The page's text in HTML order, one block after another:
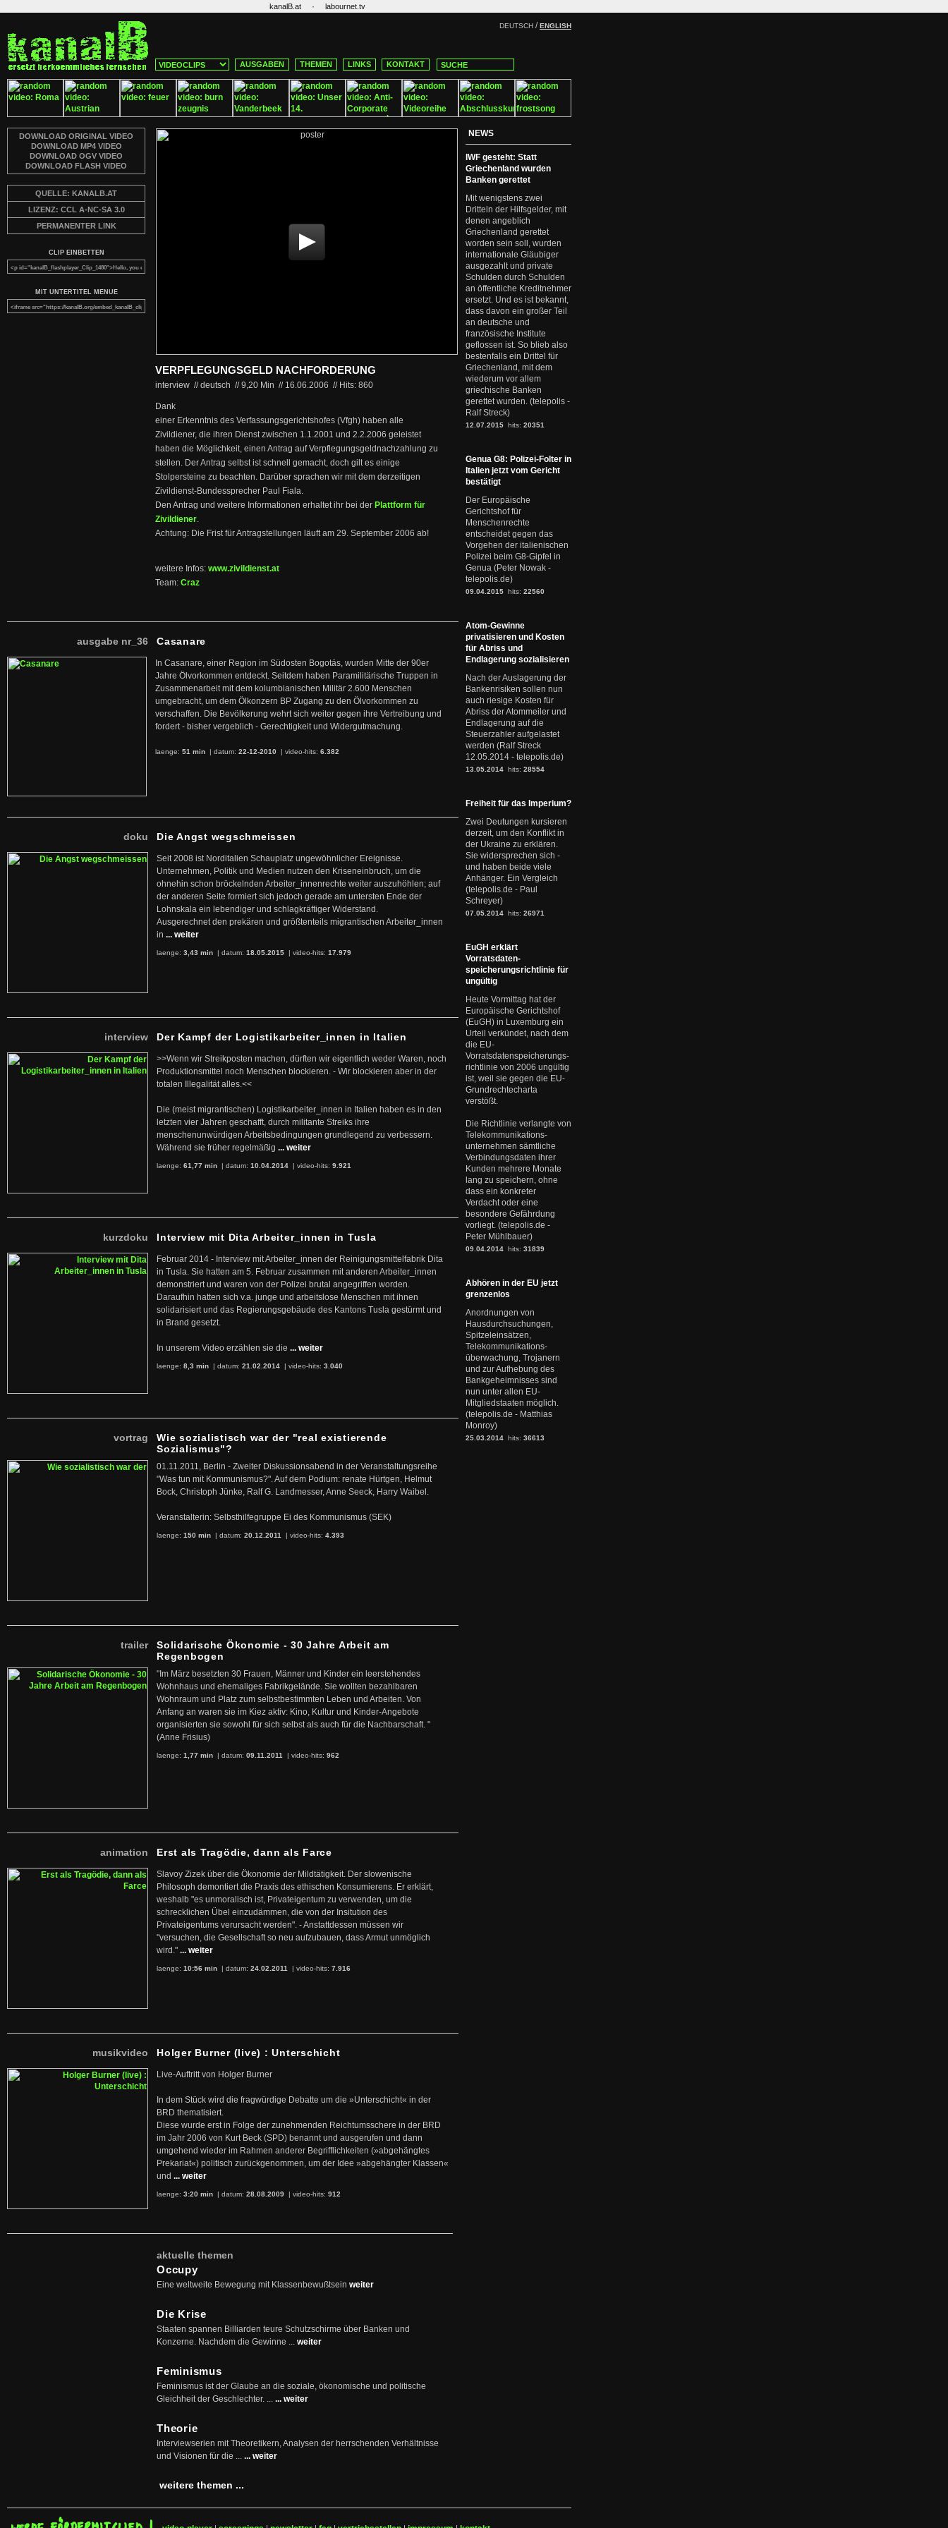
kanalB.at · labournet.tv
DEUTSCH /ENGLISH
AUSGABEN THEMEN LINKS KONTAKT
DOWNLOAD ORIGINAL VIDEO
DOWNLOAD MP4 VIDEO
DOWNLOAD OGV VIDEO
DOWNLOAD FLASH VIDEO
QUELLE: KANALB.AT
LIZENZ: CCL A-NC-SA 3.0
PERMANENTER LINK
CLIP EINBETTEN
MIT UNTERTITEL MENUE
VERPFLEGUNGSGELD NACHFORDERUNG
interview // deutsch //9,20 Min // 16.06.2006 // Hits: 860
Dank
einer Erkenntnis des Verfassungsgerichtshofes (Vfgh) haben alle
Zivildiener, die ihren Dienst zwischen 1.1.2001 und 2.2.2006 geleistet
haben die Möglichkeit, einen Antrag auf Verpflegungsgeldnachzahlung zu
stellen. Der Antrag selbst ist schnell gemacht, doch gilt es einige
Stolpersteine zu beachten. Darüber sprachen wir mit dem derzeitigen
Zivildienst-Bundessprecher Paul Fiala.
Den Antrag und weitere Informationen erhaltet ihr bei der Plattform für
Zivildiener.
Achtung: Die Frist für Antragstellungen läuft am 29. September 2006 ab!
weitere Infos: www.zivildienst.at
Team: Craz
ausgabe nr_36 Casanare
In Casanare, einer Region im Südosten Bogotás, wurden Mitte der 90er
Jahre Ölvorkommen entdeckt. Seitdem haben Paramilitärische Truppen in
Zusammenarbeit mit dem kolumbianischen Militär 2.600 Menschen
umgebracht, um dem Ölkonzern BP Zugang zu den Ölvorkommen zu
verschaffen. Die Bevölkerung wehrt sich weiter gegen ihre Vertreibung und
fordert - bisher vergeblich - Gerechtigkeit und Widergutmachung.
laenge: 51 min | datum: 22-12-2010 | video-hits: 6.382
doku Die Angst wegschmeissen
Seit 2008 ist Norditalien Schauplatz ungewöhnlicher Ereignisse.
Unternehmen, Politik und Medien nutzen den Kriseneinbruch, um die
ohnehin schon bröckelnden Arbeiter_innenrechte weiter auszuhöhlen; auf
der anderen Seite formiert sich jedoch gerade am untersten Ende der
Lohnskala ein lebendiger und schlagkräftiger Widerstand.
Ausgerechnet den prekären und größtenteils migrantischen Arbeiter_innen
in ... weiter
laenge: 3,43 min | datum: 18.05.2015 | video-hits: 17.979
interview Der Kampf der Logistikarbeiter_innen in Italien
>>Wenn wir Streikposten machen, dürften wir eigentlich weder Waren, noch
Produktionsmittel noch Menschen blockieren. - Wir blockieren aber in der
totalen Illegalität alles.<<
Die (meist migrantischen) Logistikarbeiter_innen in Italien haben es in den
letzten vier Jahren geschafft, durch militante Streiks ihre
menschenunwürdigen Arbeitsbedingungen grundlegend zu verbessern.
Während sie früher regelmäßig ... weiter
laenge: 61,77 min | datum: 10.04.2014 | video-hits: 9.921
kurzdoku Interview mit Dita Arbeiter_innen in Tusla
Februar 2014 - Interview mit Arbeiter_innen der Reinigungsmittelfabrik Dita
in Tusla. Sie hatten am 5. Februar zusammen mit anderen Arbeiter_innen
demonstriert und waren von der Polizei brutal angegriffen worden.
Daraufhin hatten sich v.a. junge und arbeitslose Menschen mit ihnen
solidarisiert und das Regierungsgebäude des Kantons Tusla gestürmt und
in Brand gesetzt.
In unserem Video erzählen sie die ... weiter
laenge: 8,3 min | datum: 21.02.2014 | video-hits: 3.040
vortrag
Wie sozialistisch war der "real existierende
Sozialismus"?
01.11.2011, Berlin - Zweiter Diskussionsabend in der Veranstaltungsreihe
"Was tun mit Kommunismus?". Auf dem Podium: renate Hürtgen, Helmut
Bock, Christoph Jünke, Ralf G. Landmesser, Anne Seeck, Harry Waibel.
Veranstalterin: Selbsthilfegruppe Ei des Kommunismus (SEK)
laenge: 150 min | datum: 20.12.2011 | video-hits: 4.393
trailer
Solidarische Ökonomie - 30 Jahre Arbeit am
Regenbogen
"Im März besetzten 30 Frauen, Männer und Kinder ein leerstehendes
Wohnhaus und ehemaliges Fabrikgelände. Sie wollten bezahlbaren
Wohnraum und Platz zum selbstbestimmten Leben und Arbeiten. Von
Anfang an waren sie im Kiez aktiv: Kino, Kultur und Kinder-Angebote
organisierten sie sowohl für sich selbst als auch für die Nachbarschaft. "
(Anne Frisius)
laenge: 1,77 min | datum: 09.11.2011 | video-hits: 962
animation Erst als Tragödie, dann als Farce
Slavoy Zizek über die Ökonomie der Mildtätigkeit. Der slowenische
Philosoph demontiert die Praxis des ethischen Konsumierens. Er erklärt,
weshalb "es unmoralisch ist, Privateigentum zu verwenden, um die
schrecklichen Übel einzudämmen, die von der Insitution des
Privateigentums verursacht werden". - Anstattdessen müssen wir
"versuchen, die Gesellschaft so neu aufzubauen, dass Armut unmöglich
wird." ... weiter
laenge: 10:56 min | datum: 24.02.2011 | video-hits: 7.916
musikvideo Holger Burner (live) : Unterschicht
Live-Auftritt von Holger Burner
In dem Stück wird die fragwürdige Debatte um die »Unterschicht« in der
BRD thematisiert.
Diese wurde erst in Folge der zunehmenden Reichtumsschere in der BRD
im Jahr 2006 von Kurt Beck (SPD) benannt und ausgerufen und dann
umgehend wieder im Rahmen anderer Begrifflichkeiten (»abgehängtes
Prekariat«) politisch zurückgenommen, um der Idee »abgehängter Klassen«
und ... weiter
laenge: 3:20 min | datum: 28.08.2009 | video-hits: 912
aktuelle themen
Occupy
Eine weltweite Bewegung mit Klassenbewußtsein weiter
Die Krise
Staaten spannen Billiarden teure Schutzschirme über Banken und
Konzerne. Nachdem die Gewinne ... weiter
Feminismus
Feminismus ist der Glaube an die soziale, ökonomische und politische
Gleichheit der Geschlechter. ... ... weiter
Theorie
Interviewserien mit Theoretikern, Analysen der herrschenden Verhältnisse
und Visionen für die ... ... weiter
weitere themen ...
NEWS
IWF gesteht: Statt
Griechenland wurden
Banken gerettet
Mit wenigstens zwei
Dritteln der Hilfsgelder, mit
denen angeblich
Griechenland gerettet
worden sein soll, wurden
internationale Gläubiger
ausgezahlt und private
Schulden durch Schulden
an öffentliche Kreditnehmer
ersetzt. Und es ist bekannt,
dass davon ein großer Teil
an deutsche und
französische Institute
geflossen ist. So blieb also
bestenfalls ein Drittel für
Griechenland, mit dem
wiederum vor allem
griechische Banken
gerettet wurden. (telepolis -
Ralf Streck)
12.07.2015 hits: 20351
Genua G8: Polizei-Folter in
Italien jetzt vom Gericht
bestätigt
Der Europäische
Gerichtshof für
Menschenrechte
entscheidet gegen das
Vorgehen der italienischen
Polizei beim G8-Gipfel in
Genua (Peter Nowak -
telepolis.de)
09.04.2015 hits: 22560
Atom-Gewinne
privatisieren und Kosten
für Abriss und
Endlagerung sozialisieren
Nach der Auslagerung der
Bankenrisiken sollen nun
auch riesige Kosten für
Abriss der Atommeiler und
Endlagerung auf die
Steuerzahler aufgelastet
werden (Ralf Streck
12.05.2014 - telepolis.de)
13.05.2014 hits: 28554
Freiheit für das Imperium?
Zwei Deutungen kursieren
derzeit, um den Konflikt in
der Ukraine zu erklären.
Sie widersprechen sich -
und haben beide viele
Anhänger. Ein Vergleich
(telepolis.de - Paul
Schreyer)
07.05.2014 hits: 26971
EuGH erklärt
Vorratsdaten-
speicherungsrichtlinie für
ungültig
Heute Vormittag hat der
Europäische Gerichtshof
(EuGH) in Luxemburg ein
Urteil verkündet, nach dem
die EU-
Vorratsdatenspeicherungs-
richtlinie von 2006 ungültig
ist, weil sie gegen die EU-
Grundrechtecharta
verstößt.
Die Richtlinie verlangte von
Telekommunikations-
unternehmen sämtliche
Verbindungsdaten ihrer
Kunden mehrere Monate
lang zu speichern, ohne
dass ein konkreter
Verdacht oder eine
besondere Gefährdung
vorliegt. (telepolis.de -
Peter Mühlbauer)
09.04.2014 hits: 31839
Abhören in der EU jetzt
grenzenlos
Anordnungen von
Hausdurchsuchungen,
Spitzeleinsätzen,
Telekommunikations-
überwachung, Trojanern
und zur Aufhebung des
Bankgeheimnisses sind
nun unter allen EU-
Mitgliedstaaten möglich.
(telepolis.de - Matthias
Monroy)
25.03.2014 hits: 36613